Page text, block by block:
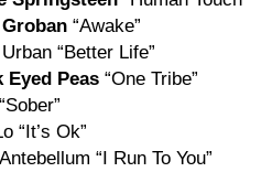
“Awake”
“Better Life”
Eyed Peas “One Tribe”
“It’s Ok”
“I Run To You”